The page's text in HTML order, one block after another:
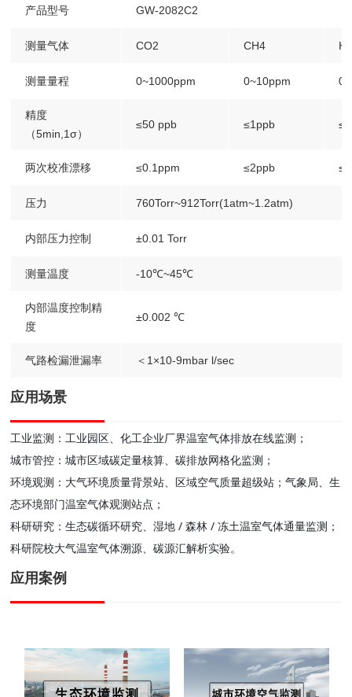
产品型号 GW-2082C2
测量气体 CO2 CH4
测量量程 0~1000ppm 0~10ppm
精度
（5min,1σ）
≤50 ppb ≤1ppb
两次校准漂移 ≤0.1ppm ≤2ppb
压力 760Torr~912Torr(1atm~1.2atm)
内部压力控制 ±0.01 Torr
测量温度 -10℃~45℃
内部温度控制精
度
±0.002 ℃
气路检漏泄漏率 ＜1×10-9mbar l/sec
应用场景
工业监测：工业园区、化工企业厂界温室气体排放在线监测 ；
城市管控：城市区域碳定量核算、碳排放网格化监测 ；
环境观测：大气环境质量背景站、区域空气质量超级站；气象局、生
态环境部门温室气体观测站点 ；
科研研究：生态碳循环研究、湿地 / 森林 / 冻土温室气体通量监测；
科研院校大气温室气体溯源、碳源汇解析实验。
应用案例